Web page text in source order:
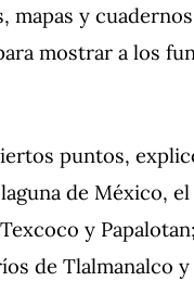
mapas y
mostrar a los
puntos,
de México,
y
de Tlalmanalco